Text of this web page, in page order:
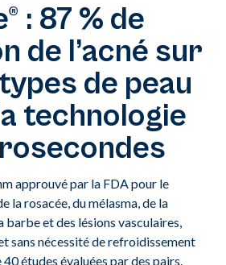
: 87 % de
de l’acné sur
de peau
technologie
approuvé par la FDA pour le
la rosacée, du mélasma, de la
et des lésions vasculaires,
sans nécessité de refroidissement
études évaluées par des pairs.